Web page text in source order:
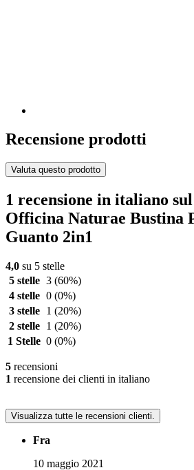
Recensione prodotti
Valuta questo prodotto
1 recensione in italiano
Officina Naturae Bustina
Guanto 2in1
4,0 su 5 stelle
5 stelle 3 (60%)
4 stelle 0 (0%)
3 stelle
1 (20%)
2 stelle
1 (20%)
1 Stelle 0 (0%)
5 recensioni
1 recensione dei clienti in italiano
Visualizza tutte le recensioni clienti.
Fra
10 maggio 2021